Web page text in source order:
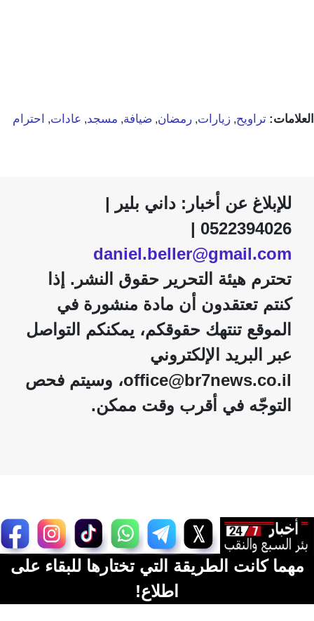
العلامات: تراويح, زيارات, رمضان, ضيافة, مسجد, عادات, احترام
للإبلاغ عن أخبار: داني بلير |
0522394026 |
daniel.beller@gmail.com
تحترم هيئة التحرير حقوق النشر. إذا
كنتم تعتقدون أن مادة منشورة في
الموقع تنتهك حقوقكم، يمكنكم التواصل
عبر البريد الإلكتروني
office@br7news.co.il، وسيتم فحص
التوجّه في أقرب وقت ممكن.
مهما كانت الطريقة التي تختارها للبقاء على
اطلاع!